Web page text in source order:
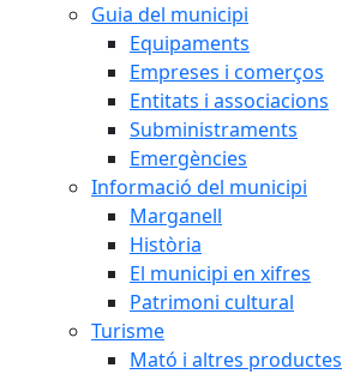
Guia del municipi
Equipaments
Empreses i comerços
Entitats i associacions
Subministraments
Emergències
Informació del municipi
Marganell
Història
El municipi en xifres
Patrimoni cultural
Turisme
Mató i altres productes